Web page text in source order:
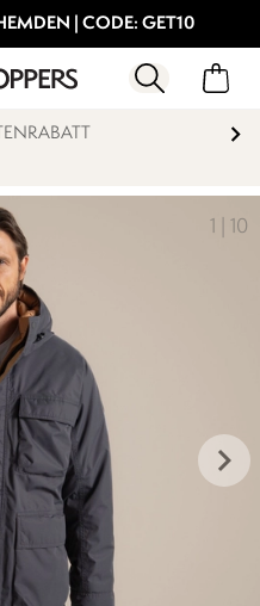
| CODE: GET10
1 10
keyboard_arrow_right